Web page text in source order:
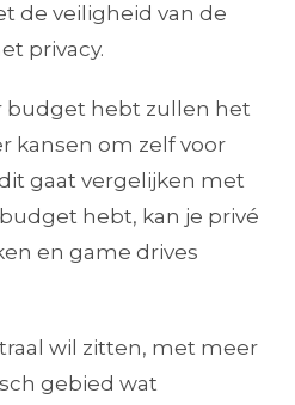
de veiligheid van de
privacy.
budget hebt zullen het
kansen om zelf voor
gaat vergelijken met
hebt, kan je privé
en game drives
wil zitten, met meer
gebied wat